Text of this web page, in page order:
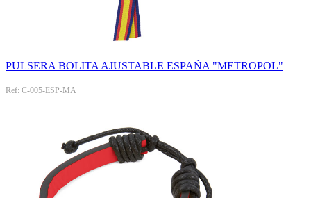
PULSERA BOLITA AJUSTABLE ESPAÑA "METROPOL"
Ref: C-005-ESP-MA